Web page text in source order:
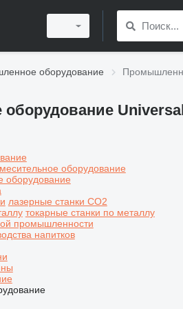
оборудование
оборудование
оборудование
лазерные станки CO2
токарные станки по металлу
промышленности
напитков